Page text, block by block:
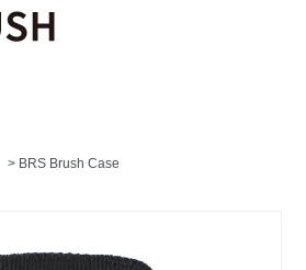
> BRS Brush Case